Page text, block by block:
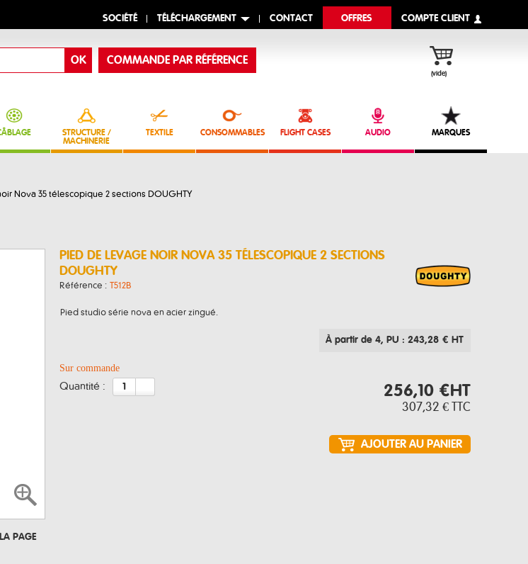
SOCIÉTÉ TÉLÉCHARGEMENT CONTACT OFFRES COMPTE CLIENT
(vide)
COMMANDE PAR RÉFÉRENCE
STRUCTURE /
MACHINERIE
TEXTILE CONSOMMABLES FLIGHT CASES AUDIO MARQUES
Nova 35 télescopique 2 sections DOUGHTY
PAGE
PIED DE LEVAGE NOIR NOVA 35 TÉLESCOPIQUE 2 SECTIONS
DOUGHTY
Référence : T512B
Pied studio série nova en acier zingué.
À partir de 4, PU : 243,28 € HT
Sur commande
quantité : 256,10 €HT
307,32 € TTC